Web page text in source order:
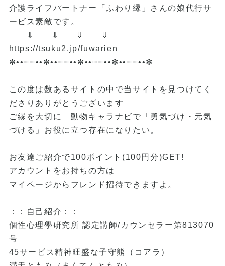
介護ライフパートナー「ふわり縁」さんの娘代行サ
ービス素敵です。
⇓ ⇓ ⇓ ⇓
https://tsuku2.jp/fuwarien
✼••┈┈••✼••┈┈••✼••┈┈••✼••┈┈••✼
この度は数あるサイトの中で当サイトを見つけてく
ださりありがとうございます
ご縁を大切に 動物キャラナビで「勇気づけ・元気
づける」お役に立つ存在になりたい。
お友達ご紹介で100ポイント(100円分)GET!
アカウントをお持ちの方は
マイページからフレンド招待できますよ。
：：自己紹介：：
個性心理學研究所 認定講師/カウンセラー第813070
号
45サービス精神旺盛な子守熊（コアラ）